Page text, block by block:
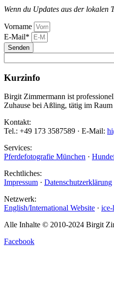
Wenn du Updates aus der
Vorname
E-Mail*
Senden
Kurzinfo
Birgit Zimmermann ist
Zuhause bei Aßling, tätig im
Kontakt:
Tel.: +49 173 3587589 · E-Mail:
Services:
Pferdefotografie München ·
Rechtliches:
Impressum · Datenschutzerklärung
Netzwerk:
English/International Website · ice-
Alle Inhalte © 2010-2024 Birgit
Facebook